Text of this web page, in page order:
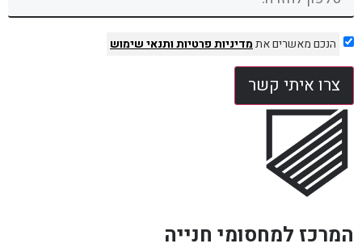
הנכם מאשרים אתמדיניות פרטיותותנאי שימוש
צרו איתי קשר
המרכז למחסומי חנייה